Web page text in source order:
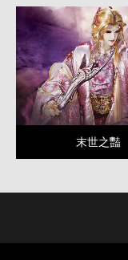
末世之豔